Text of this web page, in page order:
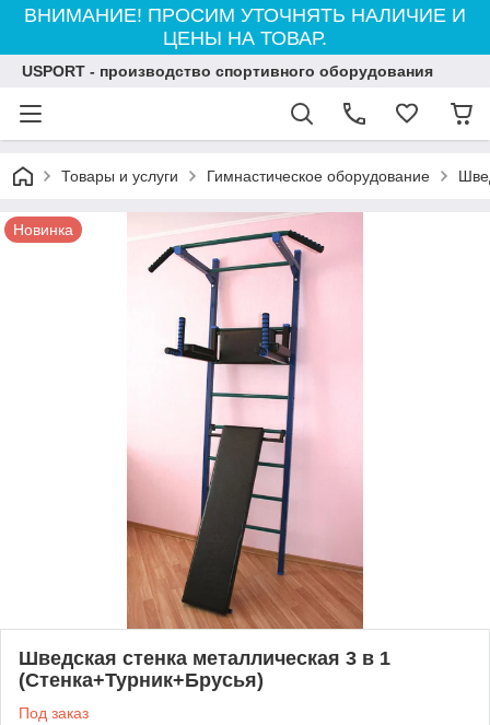
ВНИМАНИЕ! ПРОСИМ УТОЧНЯТЬ НАЛИЧИЕ И
ЦЕНЫ НА ТОВАР.
USPORT - производство спортивного оборудования
Товары и услуги Гимнастическое оборудование
Новинка
Шведская стенка металлическая 3 в 1
(Стенка+Турник+Брусья)
Под заказ